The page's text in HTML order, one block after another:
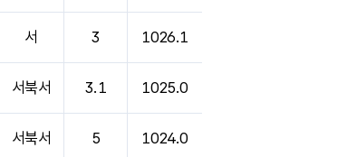
서 3 1026.1
서북서 3.1 1025.0
서북서 5 1024.0